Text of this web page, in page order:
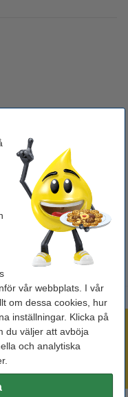
vår webbplats. I vår
om dessa cookies, hur
inställningar. Klicka på
du väljer att avböja
och analytiska